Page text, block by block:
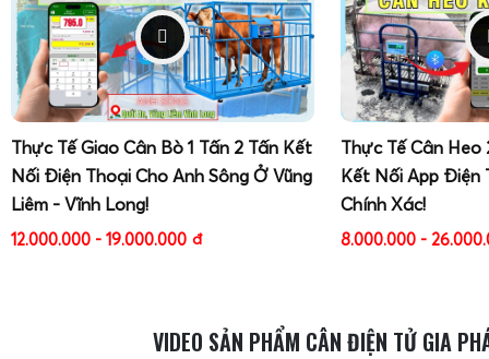
Thực Tế Giao Cân Bò 1 Tấn 2 Tấn Kết
Nối Điện Thoại Cho Anh Sông Ở Vũng
Liêm - Vĩnh Long!
12.000.000 - 19.000.000 đ
Thực Tế Cân
Kết Nối App Điện
Chính Xác!
8.000.000 -
VIDEO SẢN PHẨM CÂN ĐIỆN TỬ GIA